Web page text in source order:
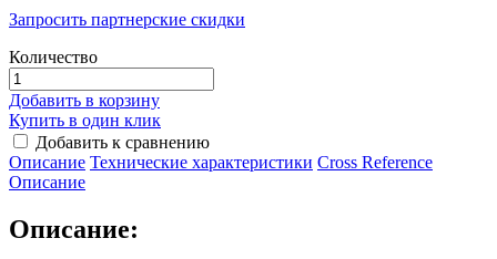
Запросить партнерские скидки
Количество
Добавить в корзину
Купить в один клик
Добавить к сравнению
Описание Технические характеристики Сross Reference
Описание
Описание: